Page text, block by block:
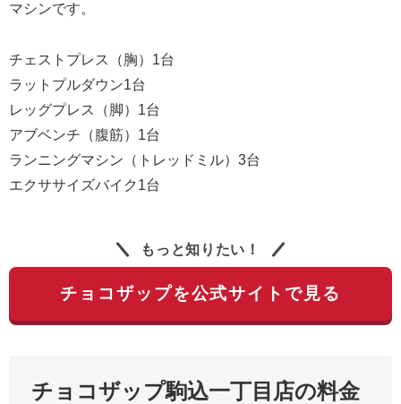
マシンです。
チェストプレス（胸）1台
ラットプルダウン1台
レッグプレス（脚）1台
アブベンチ（腹筋）1台
ランニングマシン（トレッドミル）3台
エクササイズバイク1台
もっと知りたい！
チョコザップを公式サイトで見る
チョコザップ駒込一丁目店の料金